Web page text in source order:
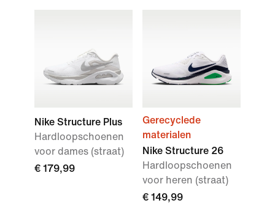
Nike Structure Plus
Hardloopschoenen
voor dames (straat)
€ 179,99
Gerecyclede
materialen
Nike Structure 26
Hardloopschoenen
voor heren (straat)
€ 149,99